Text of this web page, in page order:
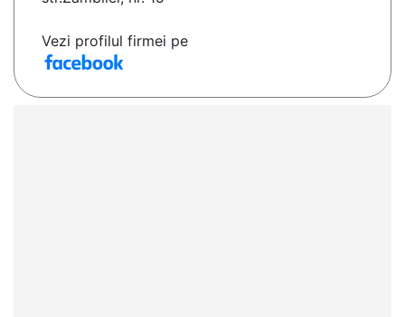
Vezi profilul firmei pe